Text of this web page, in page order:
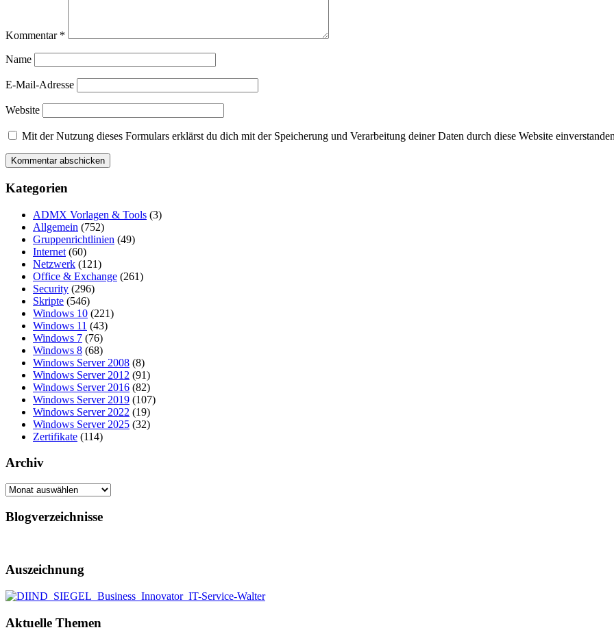
Kommentar *
Name
E-Mail-Adresse
Website
Mit der Nutzung dieses Formulars erklärst du dich mit der Speicherung und Verarbeitung deiner Daten durch diese Website
Kategorien
ADMX Vorlagen & Tools (3)
Allgemein (752)
Gruppenrichtlinien (49)
Internet (60)
Netzwerk (121)
Office & Exchange (261)
Security (296)
Skripte (546)
Windows 10 (221)
Windows 11 (43)
Windows 7 (76)
Windows 8 (68)
Windows Server 2008 (8)
Windows Server 2012 (91)
Windows Server 2016 (82)
Windows Server 2019 (107)
Windows Server 2022 (19)
Windows Server 2025 (32)
Zertifikate (114)
Archiv
Archiv
Blogverzeichnisse
Auszeichnung
Aktuelle Themen